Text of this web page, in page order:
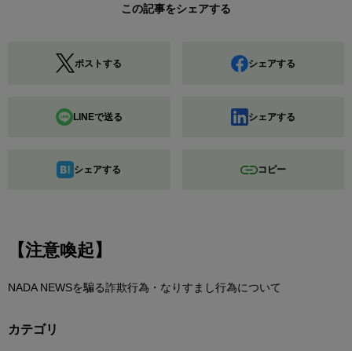
この記事をシェアする
ポストする シェアする
LINEで送る シェアする
シェアする コピー
【注意喚起】
NADA NEWSを騙る詐欺行為・なりすまし行為について
カテゴリ